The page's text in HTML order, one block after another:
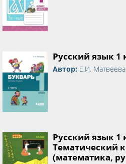
Русский язык 1
Автор: Е.И. Матвеева
Русский язык 1
Тематический
(математика,